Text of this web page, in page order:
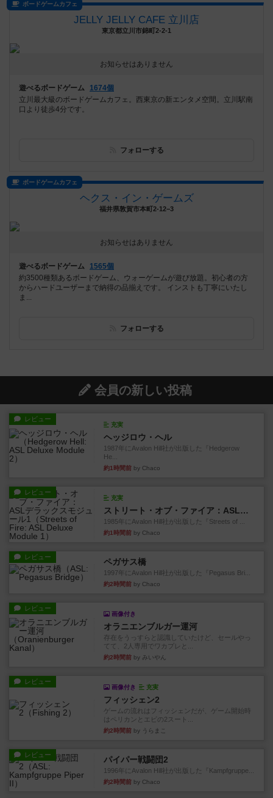
ボードゲームカフェ
JELLY JELLY CAFE 立川店
東京都立川市錦町2-2-1
お知らせはありません
遊べるボードゲーム
1674個
立川最大級のボードゲームカフェ。西東京の新エンタメ空間。立川駅南
口より徒歩4分です。
フォローする
ボードゲームカフェ
ヘクス・イン・ゲームズ
福井県敦賀市本町2-12−3
お知らせはありません
遊べるボードゲーム
1565個
約3500種類あるボードゲーム、ウォーゲームが遊び放題。初心者の方
からハードユーザーまで納得の品揃えです。 インストも丁寧にいたし
ま...
フォローする
会員の新しい投稿
レビュー
充実
ヘッジロウ・ヘル
1987年にAvalon Hill社が出版した『Hedgerow
He...
約1時間前 by Chaco
レビュー
充実
ストリート・オブ・ファイア：ASLデラックスモジュール1
1985年にAvalon Hill社が出版した『Streets of ...
約1時間前 by Chaco
レビュー ペガサス橋
1997年にAvalon Hill社が出版した『Pegasus Bri...
約2時間前 by Chaco
レビュー
画像付き
オラニエンブルガー運河
存在をうっすらと認識していたけど、セールやっ
てて、2人専用でワカプレと...
約2時間前 by みいやん
レビュー
画像付き 充実
フィッシェン2
ゲームの流れはフィッシェンだが、ゲーム開始時
はペリカンとエビの2スート...
約2時間前 by うらまこ
レビュー パイパー戦闘団2
1996年にAvalon Hill社が出版した『Kampfgruppe...
約2時間前 by Chaco